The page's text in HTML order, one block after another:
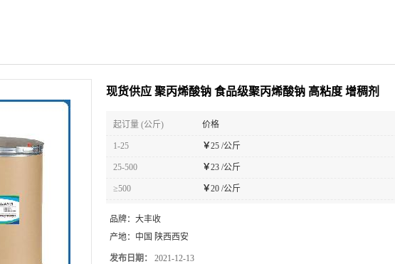
现货供应 聚丙烯酸钠 食品级聚丙烯酸钠 高粘度 增稠剂
起订量 (公斤) 价格
1-25 ￥25 /公斤
25-500 ￥23 /公斤
≥500 ￥20 /公斤
品牌： 大丰收
产地： 中国 陕西西安
发布日期： 2021-12-13